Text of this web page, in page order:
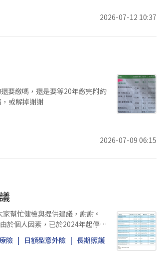
2026-07-12 10:37
要繳嗎，還是要等20年繳完附約
或解掉謝謝
2026-07-09 06:15
幫忙健檢與提供建議，謝謝。
於個人因素，已於2024年起停止
險 日額型意外險
長期照護